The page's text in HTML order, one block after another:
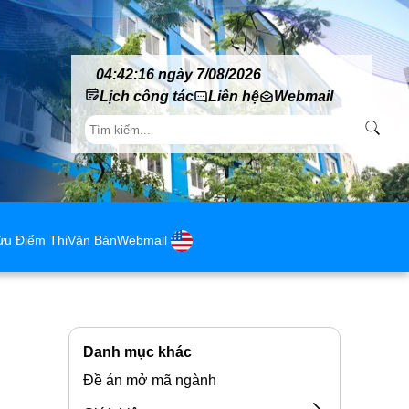
04:42:16 ngày 7/08/2026
Lịch công tác
Liên hệ Webmail
Điểm ThiVăn BảnWebmail
Danh mục khác
Đề án mở mã ngành